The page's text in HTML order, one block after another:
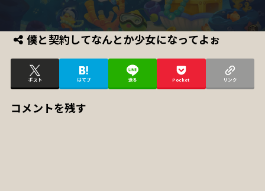
僕と契約してなんとか少女になってよぉ
ポスト はてブ 送る Pocket リンク
コメントを残す